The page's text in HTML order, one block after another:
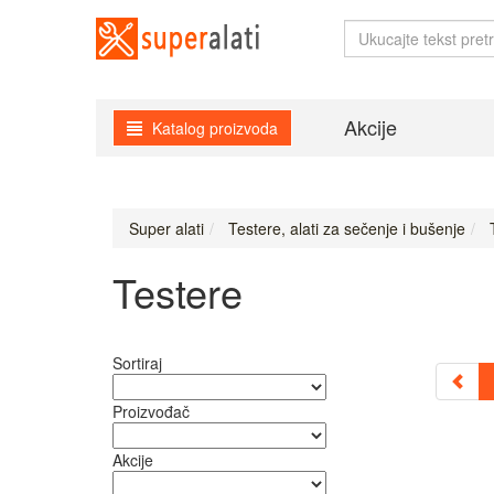
Katalog proizvoda Akcije
Super alati Testere, alati za sečenje i bušenje
Testere
Sortiraj
Proizvođač
Akcije